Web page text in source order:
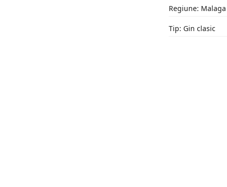
Regiune: Malaga
Tip: Gin clasic